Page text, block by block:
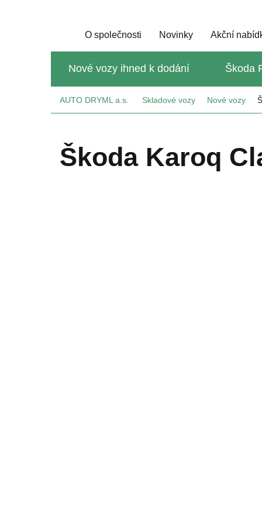
O společnosti Novinky Akční
Nové vozy ihned k dodání Škoda
AUTO DRYML a.s. Skladové vozy Nové vozy
Škoda Karoq